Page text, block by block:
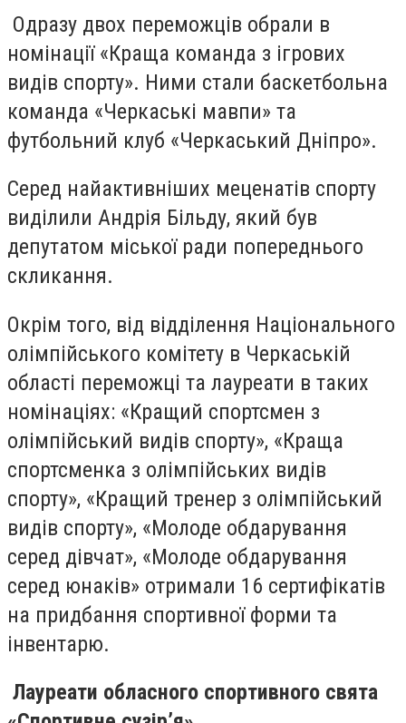
Одразу двох переможців обрали в
номінації «Краща команда з ігрових
видів спорту». Ними стали баскетбольна
команда «Черкаські мавпи» та
футбольний клуб «Черкаський Дніпро».
Серед найактивніших меценатів спорту
виділили Андрія Більду, який був
депутатом міської ради попереднього
скликання.
Окрім того, від відділення Національного
олімпійського комітету в Черкаській
області переможці та лауреати в таких
номінаціях: «Кращий спортсмен з
олімпійський видів спорту», «Краща
спортсменка з олімпійських видів
спорту», «Кращий тренер з олімпійський
видів спорту», «Молоде обдарування
серед дівчат», «Молоде обдарування
серед юнаків» отримали 16 сертифікатів
на придбання спортивної форми та
інвентарю.
Лауреати обласного спортивного свята